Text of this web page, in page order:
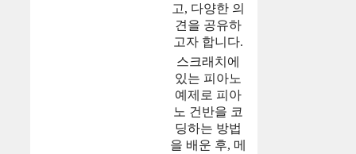
고, 다양한 의
견을 공유하
고자 합니다.
스크래치에
있는 피아노
예제로 피아
노 건반을 코
딩하는 방법
을 배운 후, 메